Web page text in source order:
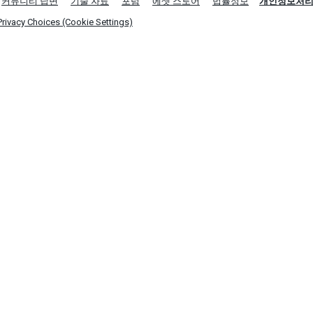
Choices (Cookie Settings)